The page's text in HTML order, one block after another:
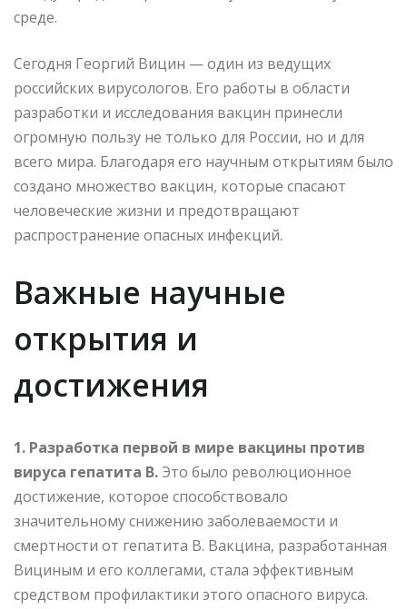
среде.
Сегодня Георгий Вицин — один из ведущих
российских вирусологов. Его работы в области
разработки и исследования вакцин принесли
огромную пользу не только для России, но и для
всего мира. Благодаря его научным открытиям было
создано множество вакцин, которые спасают
человеческие жизни и предотвращают
распространение опасных инфекций.
Важные научные
открытия и
достижения
1. Разработка первой в мире вакцины против
вируса гепатита В. Это было революционное
достижение, которое способствовало
значительному снижению заболеваемости и
смертности от гепатита В. Вакцина, разработанная
Вициным и его коллегами, стала эффективным
средством профилактики этого опасного вируса.